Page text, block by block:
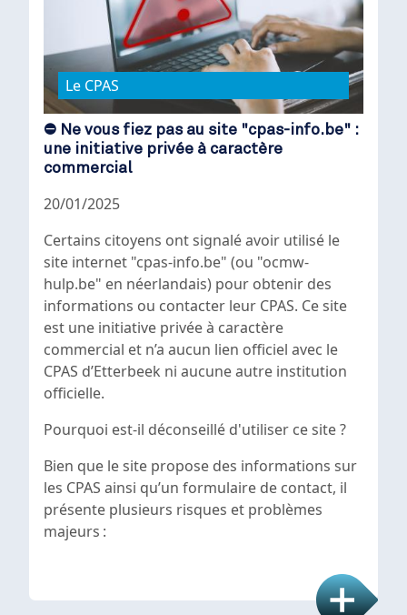
Le CPAS
⛔ Ne vous fiez pas au site "cpas-info.be" :
une initiative privée à caractère
commercial
20/01/2025
Certains citoyens ont signalé avoir utilisé le
site internet "cpas-info.be" (ou "ocmw-
hulp.be" en néerlandais) pour obtenir des
informations ou contacter leur CPAS. Ce site
est une initiative privée à caractère
commercial et n’a aucun lien officiel avec le
CPAS d’Etterbeek ni aucune autre institution
officielle.
Pourquoi est-il déconseillé d'utiliser ce site ?
Bien que le site propose des informations sur
les CPAS ainsi qu’un formulaire de contact, il
présente plusieurs risques et problèmes
majeurs :